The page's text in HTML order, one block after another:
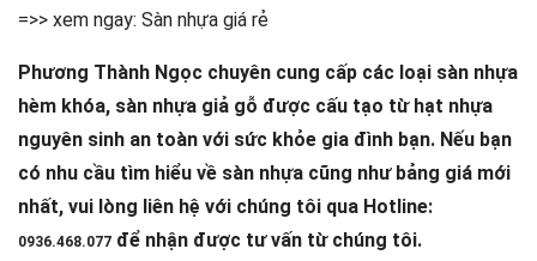
=>> xem ngay: Sàn nhựa giá rẻ
Phương Thành Ngọc chuyên cung cấp các loại sàn nhựa
hèm khóa, sàn nhựa giả gỗ được cấu tạo từ hạt nhựa
nguyên sinh an toàn với sức khỏe gia đình bạn. Nếu bạn
có nhu cầu tìm hiểu về sàn nhựa cũng như bảng giá mới
nhất, vui lòng liên hệ với chúng tôi qua Hotline:
0936.468.077 để nhận được tư vấn từ chúng tôi.